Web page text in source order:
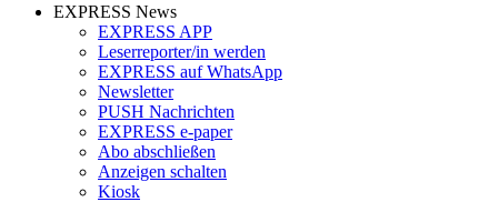
EXPRESS News
EXPRESS APP
Leserreporter/in werden
EXPRESS auf WhatsApp
Newsletter
PUSH Nachrichten
EXPRESS e-paper
Abo abschließen
Anzeigen schalten
Kiosk